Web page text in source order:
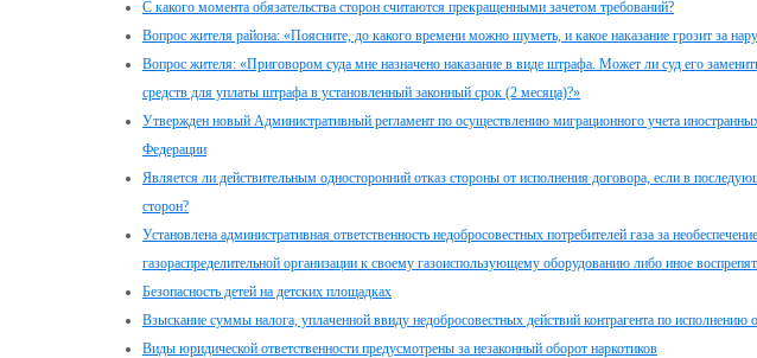
С какого момента обязательства сторон считаются прекращенными зачетом требований?
Вопрос жителя района: «Поясните, до какого времени можно шуметь, и какое наказание грозит за
Вопрос жителя: «Приговором суда мне назначено наказание в виде штрафа. Может ли суд его
средств для уплаты штрафа в установленный законный срок (2 месяца)?»
Утвержден новый Административный регламент по осуществлению миграционного учета
Федерации
Является ли действительным односторонний отказ стороны от исполнения договора, если в
сторон?
Установлена административная ответственность недобросовестных потребителей газа за
газораспределительной организации к своему газоиспользующему оборудованию либо иное
Безопасность детей на детских площадках
Взыскание суммы налога, уплаченной ввиду недобросовестных действий контрагента по исполнению
Виды юридической ответственности предусмотрены за незаконный оборот наркотиков